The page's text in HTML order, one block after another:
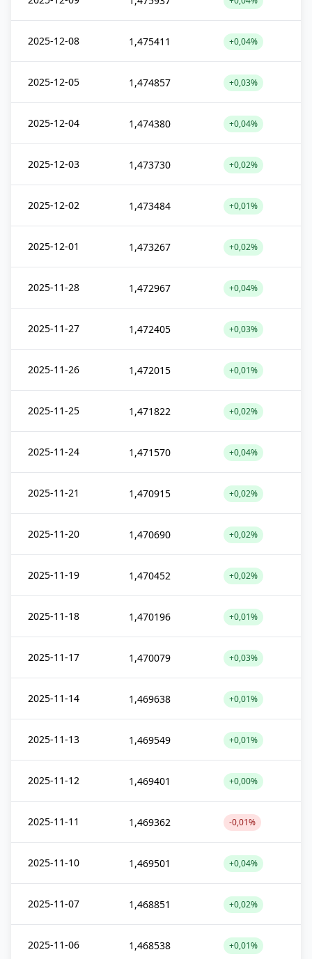
2025-12-08 1,475411 +0,04%
2025-12-05 1,474857 +0,03%
2025-12-04 1,474380 +0,04%
2025-12-03 1,473730 +0,02%
2025-12-02 1,473484 +0,01%
2025-12-01 1,473267 +0,02%
2025-11-28 1,472967 +0,04%
2025-11-27 1,472405 +0,03%
2025-11-26 1,472015 +0,01%
2025-11-25 1,471822 +0,02%
2025-11-24 1,471570 +0,04%
2025-11-21 1,470915 +0,02%
2025-11-20 1,470690 +0,02%
2025-11-19 1,470452 +0,02%
2025-11-18 1,470196 +0,01%
2025-11-17 1,470079 +0,03%
2025-11-14 1,469638 +0,01%
2025-11-13 1,469549 +0,01%
2025-11-12 1,469401 +0,00%
2025-11-11 1,469362 -0,01%
2025-11-10 1,469501 +0,04%
2025-11-07 1,468851 +0,02%
2025-11-06 1,468538 +0,01%